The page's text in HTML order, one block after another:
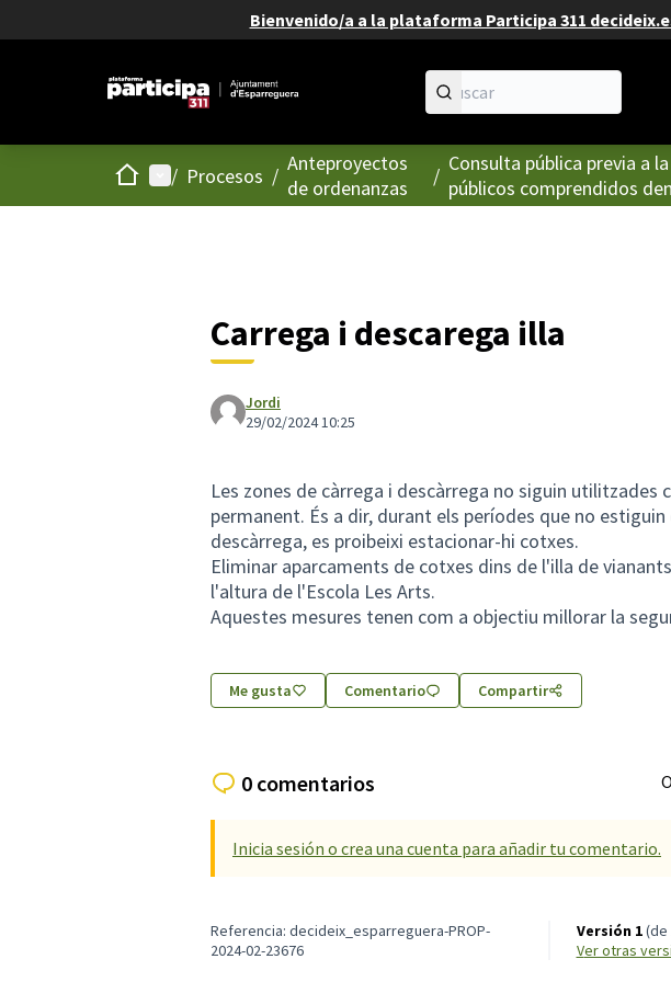
Bienvenido/a a la plataforma Participa 311
InicioMenú principal
/ Procesos / Anteproyectos
de ordenanzas
/ Consulta pública previa a
públicos comprendidos
Carrega i descarega illa
Jordi
29/02/2024 10:25
Les zones de càrrega i descàrrega no siguin utilitzades
permanent. És a dir, durant els períodes que no
descàrrega, es proibeixi estacionar-hi cotxes.
Eliminar aparcaments de cotxes dins de l'illa de
l'altura de l'Escola Les Arts.
Aquestes mesures tenen com a objectiu millorar la
Me gusta Comentario Compartir
0 comentarios
Inicia sesión o crea una cuenta para añadir tu comentario.
Referencia: decideix_esparreguera-PROP-
2024-02-23676
Versión 1(de
ver otras